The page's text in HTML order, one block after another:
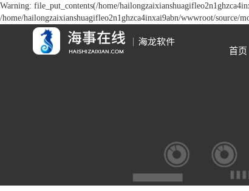
Warning: file_put_contents(/home/
/home/hailongzaixianshuagifleo2n1ghzca4inxai9abn/wwwroot/source/
首页